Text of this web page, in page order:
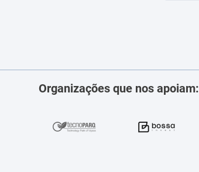
Organizações que nos apoiam: